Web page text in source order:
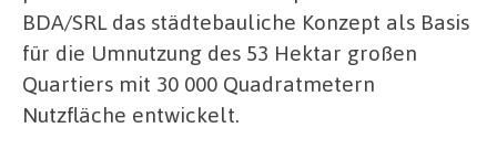
BDA/SRL das städtebauliche Konzept als Basis
für die Umnutzung des 53 Hektar großen
Quartiers mit 30 000 Quadratmetern
Nutzfläche entwickelt.